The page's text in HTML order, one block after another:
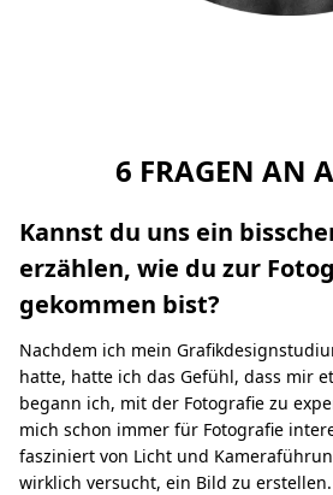
6 FRAGEN AN
Kannst du uns ein
erzählen, wie du zur
gekommen bist?
Nachdem ich mein
hatte, hatte ich das Gefühl, dass mir
begann ich, mit der Fotografie zu
mich schon immer für Fotografie
fasziniert von Licht und
wirklich versucht, ein Bild zu